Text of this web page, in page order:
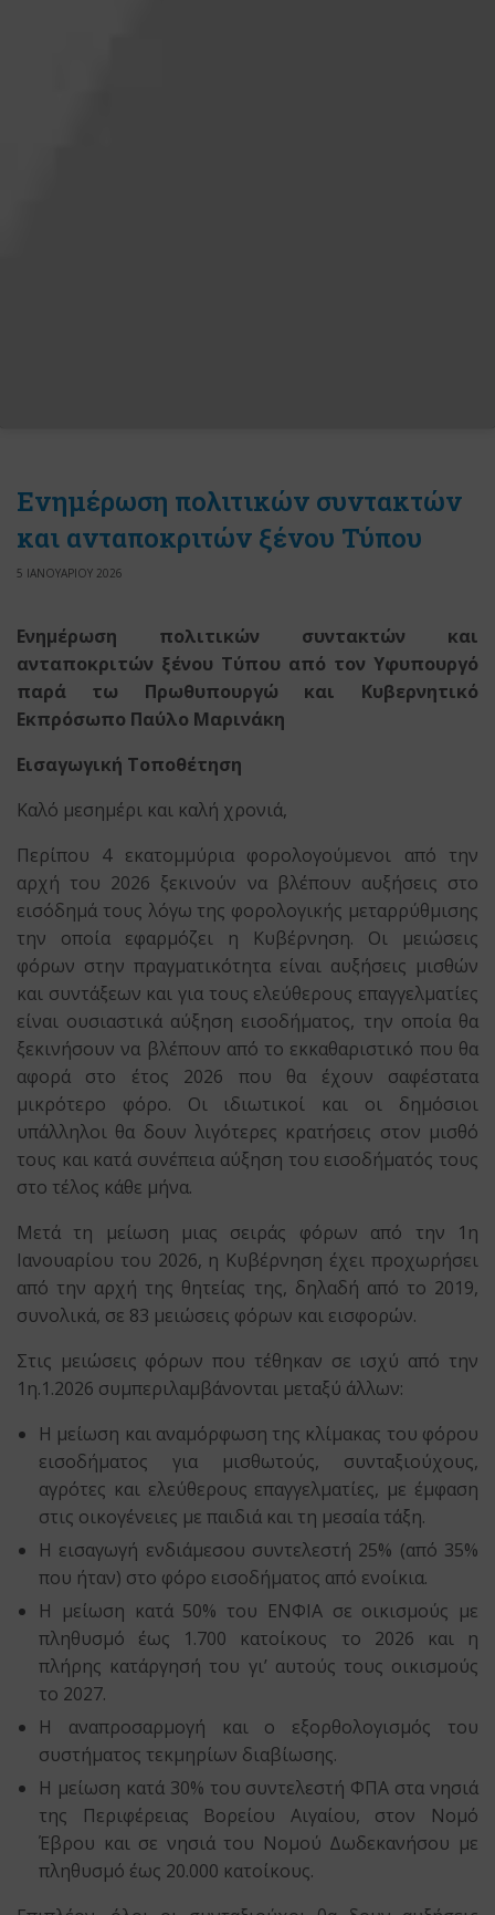
Ενημέρωση πολιτικών συντακτών
και ανταποκριτών ξένου Τύπου
5 ΙΑΝΟΥΑΡΙΟΥ 2026
Ενημέρωση πολιτικών συντακτών και
ανταποκριτών ξένου Τύπου από τον Υφυπουργό
παρά τω Πρωθυπουργώ και Κυβερνητικό
Εκπρόσωπο Παύλο Μαρινάκη
Εισαγωγική Τοποθέτηση
Καλό μεσημέρι και καλή χρονιά,
Περίπου 4 εκατομμύρια φορολογούμενοι από την
αρχή του 2026 ξεκινούν να βλέπουν αυξήσεις στο
εισόδημά τους λόγω της φορολογικής μεταρρύθμισης
την οποία εφαρμόζει η Κυβέρνηση. Οι μειώσεις
φόρων στην πραγματικότητα είναι αυξήσεις μισθών
και συντάξεων και για τους ελεύθερους επαγγελματίες
είναι ουσιαστικά αύξηση εισοδήματος, την οποία θα
ξεκινήσουν να βλέπουν από το εκκαθαριστικό που θα
αφορά στο έτος 2026 που θα έχουν σαφέστατα
μικρότερο φόρο. Οι ιδιωτικοί και οι δημόσιοι
υπάλληλοι θα δουν λιγότερες κρατήσεις στον μισθό
τους και κατά συνέπεια αύξηση του εισοδήματός τους
στο τέλος κάθε μήνα.
Μετά τη μείωση μιας σειράς φόρων από την 1η
Ιανουαρίου του 2026, η Κυβέρνηση έχει προχωρήσει
από την αρχή της θητείας της, δηλαδή από το 2019,
συνολικά, σε 83 μειώσεις φόρων και εισφορών.
Στις μειώσεις φόρων που τέθηκαν σε ισχύ από την
1η.1.2026 συμπεριλαμβάνονται μεταξύ άλλων:
Η μείωση και αναμόρφωση της κλίμακας του φόρου
εισοδήματος για μισθωτούς, συνταξιούχους,
αγρότες και ελεύθερους επαγγελματίες, με έμφαση
στις οικογένειες με παιδιά και τη μεσαία τάξη.
Η εισαγωγή ενδιάμεσου συντελεστή 25% (από 35%
που ήταν) στο φόρο εισοδήματος από ενοίκια.
Η μείωση κατά 50% του ΕΝΦΙΑ σε οικισμούς με
πληθυσμό έως 1.700 κατοίκους το 2026 και η
πλήρης κατάργησή του γι’ αυτούς τους οικισμούς
το 2027.
Η αναπροσαρμογή και ο εξορθολογισμός του
συστήματος τεκμηρίων διαβίωσης.
Η μείωση κατά 30% του συντελεστή ΦΠΑ στα νησιά
της Περιφέρειας Βορείου Αιγαίου, στον Νομό
Έβρου και σε νησιά του Νομού Δωδεκανήσου με
πληθυσμό έως 20.000 κατοίκους.